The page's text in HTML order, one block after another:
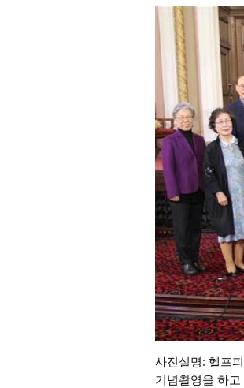
사진설명: 헬프
기념촬영을 하